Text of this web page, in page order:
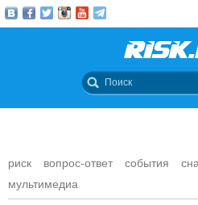
риск вопрос-ответ события
мультимедиа